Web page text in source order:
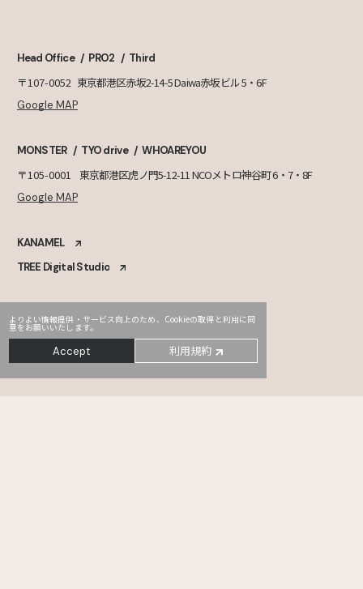
よりよい情報提供・サービス向上のため、Cookieの取得と利用に同
意をお願いいたします。
Accept 利用規約
Head Office PRO2 Third
〒107-0052 東京都港区赤坂2-14-5 Daiwa赤坂ビル 5・6F
Google MAP
MONSTER TYO drive WHOAREYOU
〒105-0001 東京都港区虎ノ門5-12-11 NCOメトロ神谷町 6・7・8F
Google MAP
KANAMEL
TREE Digital Studio